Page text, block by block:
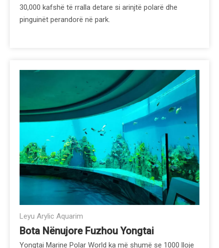
30,000 kafshë të rralla detare si arinjtë polarë dhe
pinguinët perandorë në park.
Leyu Arylic Aquarim
Bota Nënujore Fuzhou Yongtai
Yongtai Marine Polar World ka më shumë se 1000 lloje